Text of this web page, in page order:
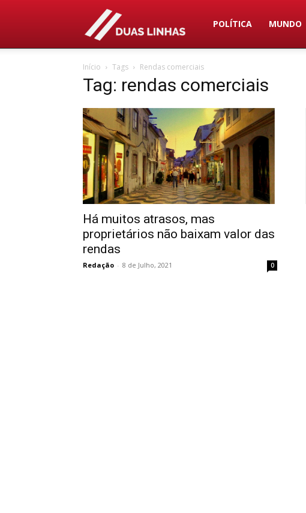
Duas
POLÍTICA MUNDO
Início Tags Rendas comerciais
Tag: rendas comerciais
Há muitos atrasos, mas
proprietários não baixam valor das
rendas
Redação - 8 de Julho, 2021 0